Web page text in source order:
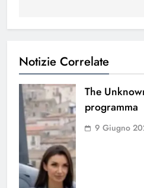
Notizie Correlate
The
programma
9 Giugno